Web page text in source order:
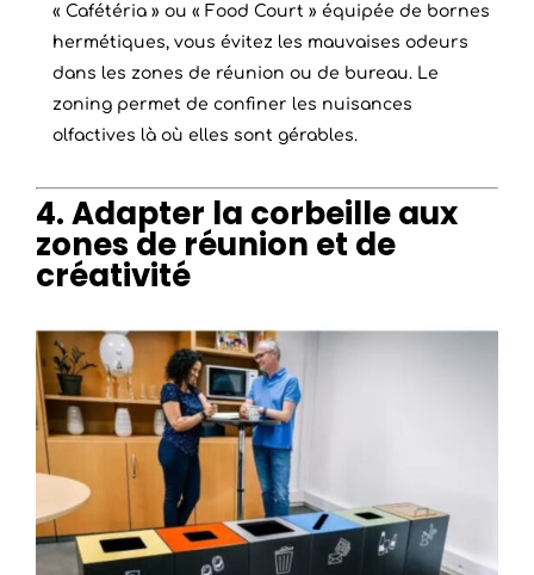
« Cafétéria » ou « Food Court » équipée de bornes
hermétiques, vous évitez les mauvaises odeurs
dans les zones de réunion ou de bureau. Le
zoning permet de confiner les nuisances
olfactives là où elles sont gérables.
4. Adapter la corbeille aux
zones de réunion et de
créativité